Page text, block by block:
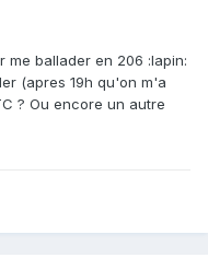
me ballader en 206 :lapin:
(apres 19h qu'on m'a
? Ou encore un autre